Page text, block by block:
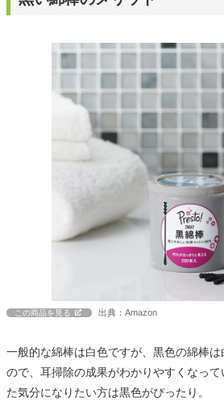
この商品を見る 出典：Amazon
一般的な綿棒は白色ですが、黒色の綿棒
ので、耳掃除の成果がわかりやすくなっ
た気分になりたい方は黒色がぴったり。